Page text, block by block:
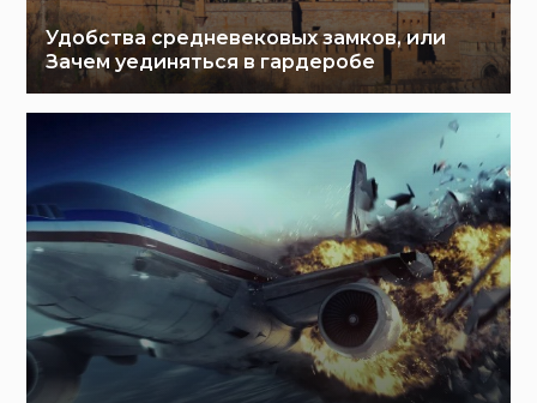
Удобства средневековых замков, или
Зачем уединяться в гардеробе